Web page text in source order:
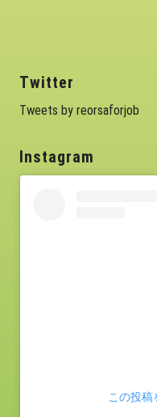
Twitter
Tweets by reorsaforjob
Instagram
この投